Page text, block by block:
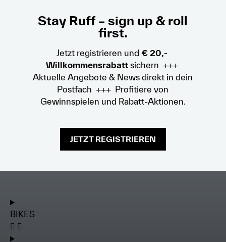
Stay Ruff – sign up & roll
first.
Jetzt registrieren und € 20,-
Willkommensrabattsichern +++
Aktuelle Angebote & News direkt in dein
Postfach +++ Profitiere von
Gewinnspielen und Rabatt-Aktionen.
JETZT REGISTRIEREN
BIKES